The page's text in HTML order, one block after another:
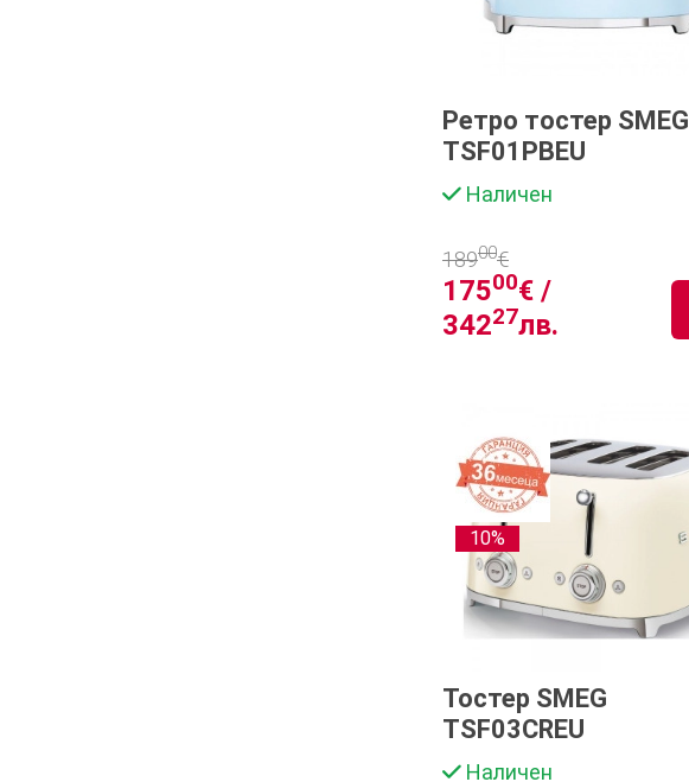
Ретро тостер SMEG
TSF01PBEU
Наличен
17500€ /
34227лв.
18900€
10%
Тостер SMEG
TSF03CREU
Наличен